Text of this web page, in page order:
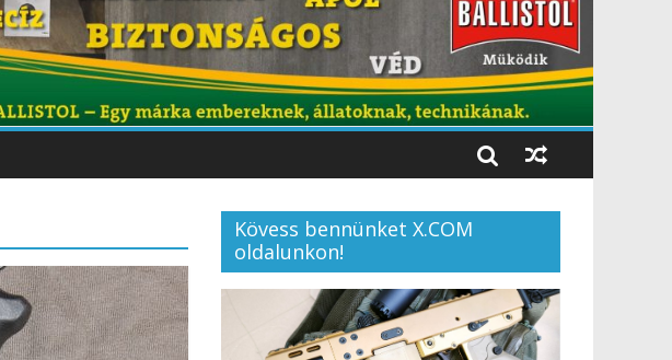
Kövess bennünket X.COM
oldalunkon!